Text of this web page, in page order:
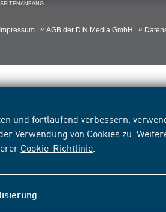
und fortlaufend verbessern,
Verwendung von Cookies zu.
Cookie-Richtlinie
Impressum AGB der DIN Media GmbH